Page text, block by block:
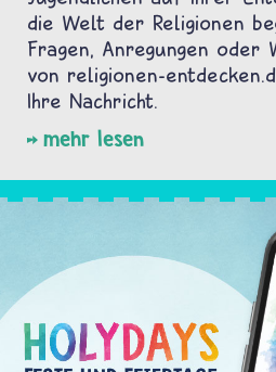
die Welt der Religionen
Fragen, Anregungen oder
von religionen-
Ihre Nachricht.
mehr lesen